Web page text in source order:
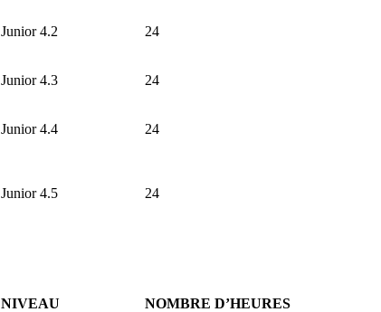
Junior 4.2 24
Junior 4.3 24
Junior 4.4 24
Junior 4.5
24
NIVEAU NOMBRE D’HEURES